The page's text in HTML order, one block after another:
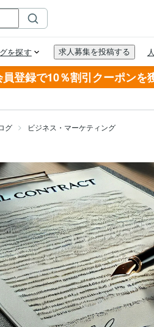
登録で10％割引クーポンを
グ ビジネス・マーケティング